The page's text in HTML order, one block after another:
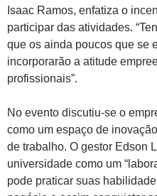
Isaac Ramos, enfatiza o
participar das atividades. “
que os ainda poucos que se
incorporarão a atitude
profissionais”.
No evento discutiu-se o
como um espaço de
de trabalho. O gestor Edson
universidade como um
pode praticar suas